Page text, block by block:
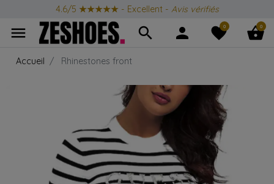
4.6/5 ★★★★★ - Excellent - Avis vérifiés
menu search person favorite
0 shopping_basket
0
Accueil Rhinestones front